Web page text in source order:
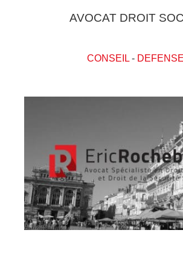
AVOCAT DROIT
CONSEIL- DEFENSE